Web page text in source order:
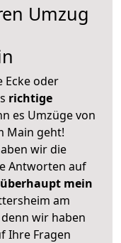
Umzug
Ecke oder
richtige
es Umzüge von
Main geht!
wir die
Antworten auf
mein
am
wir haben
Ihre Fragen